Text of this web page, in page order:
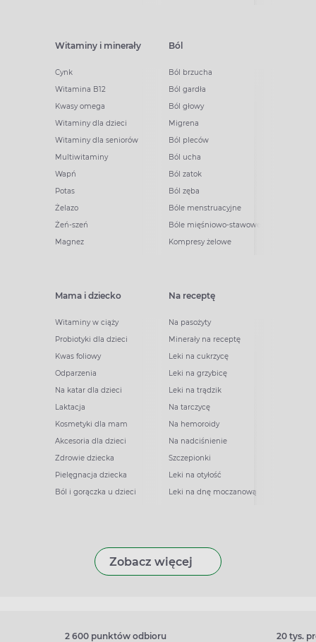
Witaminy i minerały
Cynk
Witamina B12
Kwasy omega
Witaminy dla dzieci
Witaminy dla seniorów
Multiwitaminy
Wapń
Potas
Żelazo
Żeń-szeń
Magnez
Ból
Ból brzucha
Ból gardła
Ból głowy
Migrena
Ból pleców
Ból ucha
Ból zatok
Ból zęba
Bóle menstruacyjne
Bóle mięśniowo-stawowe
Kompresy żelowe
Mama i dziecko
Witaminy w ciąży
Probiotyki dla dzieci
Kwas foliowy
Odparzenia
Na katar dla dzieci
Laktacja
Kosmetyki dla mam
Akcesoria dla dzieci
Zdrowie dziecka
Pielęgnacja dziecka
Ból i gorączka u dzieci
Na receptę
Na pasożyty
Minerały na receptę
Leki na cukrzycę
Leki na grzybicę
Leki na trądzik
Na tarczycę
Na hemoroidy
Na nadciśnienie
Szczepionki
Leki na otyłość
Leki na dnę moczanową
Zobacz więcej
2 600 punktów odbioru 20 tys.